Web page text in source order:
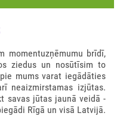
momentuzņēmumu brīdī,
ziedus un nosūtīsim to
mums varat iegādāties
neaizmirstamas izjūtas.
savas jūtas jaunā veidā -
Rīgā un visā Latvijā.